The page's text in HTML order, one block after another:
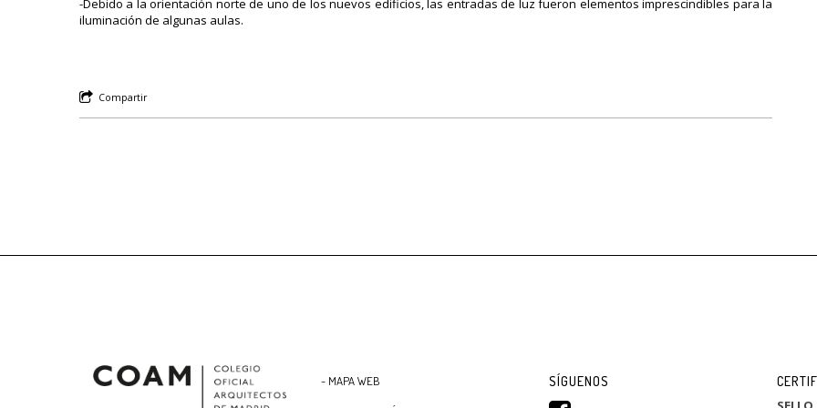
iluminación de algunas aulas.
Compartir
- MAPA WEB SÍGUENOS